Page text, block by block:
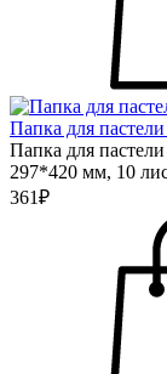
Папка для
Папка для
297*420 мм, 10
361₽